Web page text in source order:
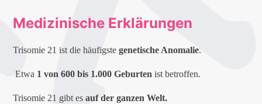
Medizinische Erklärungen
Trisomie 21 ist die häufigstegenetische Anomalie.
Etwa 1 von 600 bis 1.000 Geburten ist betroffen.
Trisomie 21 gibt esauf der ganzen Welt.